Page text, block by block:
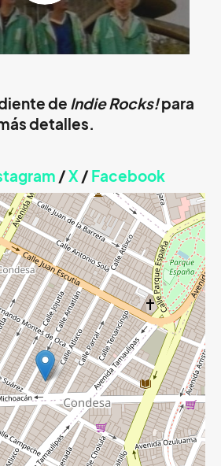
de Indie Rocks!para
detalles.
/X / Facebook